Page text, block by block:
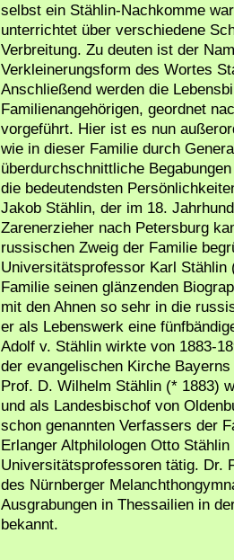
selbst ein Stählin-Nachkomme
unterrichtet über verschiedene
Verbreitung. Zu deuten ist der
Verkleinerungsform des Wortes
Anschließend werden die
Familienangehörigen, geordnet
vorgeführt. Hier ist es nun
wie in dieser Familie durch
überdurchschnittliche
die bedeutendsten
Jakob Stählin, der im 18.
Zarenerzieher nach Petersburg
russischen Zweig der Familie
Universitätsprofessor Karl Stählin
Familie seinen glänzenden
mit den Ahnen so sehr in die
er als Lebenswerk eine
Adolf v. Stählin wirkte von 1883-
der evangelischen Kirche
Prof. D. Wilhelm Stählin (* 1883)
und als Landesbischof von
schon genannten Verfassers der
Erlanger Altphilologen Otto
Universitätsprofessoren tätig. Dr.
des Nürnberger
Ausgrabungen in Thessailien in
bekannt.